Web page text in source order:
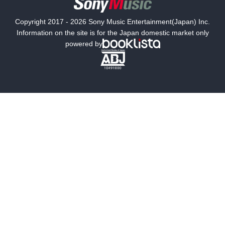
海外小説
ミステリー SF
文学
Copyright 2017 - 2026 Sony Music Entertainment(Japan) Inc.
Information on the site is for the Japan domestic market only
powered by